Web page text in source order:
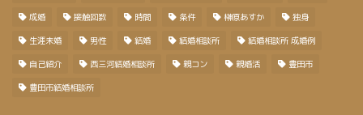
成婚 接触回数 時間 条件 榊原あすか 独身
生涯未婚 男性 結婚 結婚相談所 結婚相談所 成婚例
自己紹介 西三河結婚相談所 親コン 親婚活 豊田市
豊田市結婚相談所